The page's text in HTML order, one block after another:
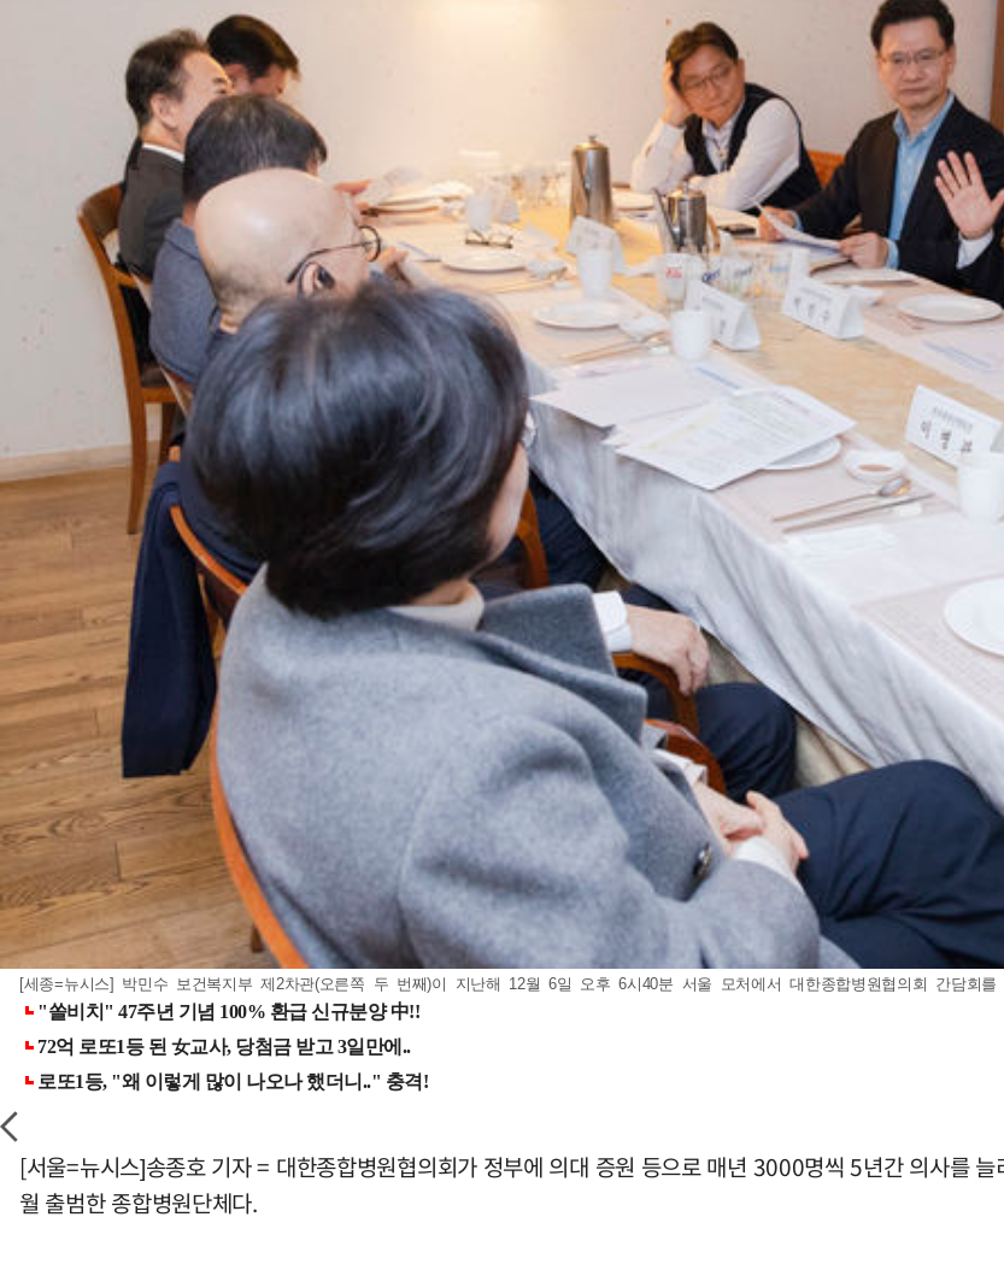
[세종=뉴시스] 박민수 보건복지부 제2차관(오른쪽 두 번째)이 지난해 12월 6일 오후 6시40분 서울 모처에서 대한종합병원협의회 간담회를
[서울=뉴시스]송종호 기자 = 대한종합병원협의회가 정부에 의대 증원 등으로 매년 3000명씩 5년간 의사를
월 출범한 종합병원단체다.